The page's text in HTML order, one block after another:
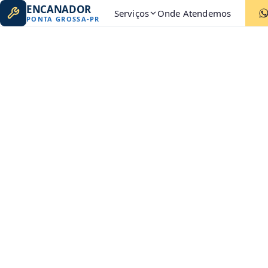
ENCANADOR
PONTA GROSSA-PR Serviços Onde Atendemos